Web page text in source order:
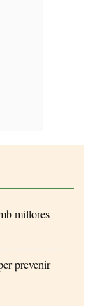
millores
prevenir